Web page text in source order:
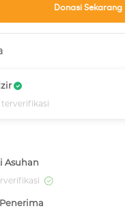
Donasi Sekarang
Asuhan